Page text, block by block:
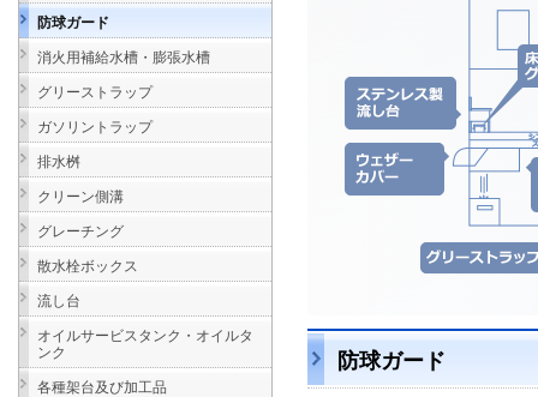
防球ガード
防球ガード
消火用補給水槽・膨張水槽
グリーストラップ
ガソリントラップ
排水桝
クリーン側溝
グレーチング
散水栓ボックス
流し台
オイルサービスタンク・オイルタ
ンク
各種架台及び加工品